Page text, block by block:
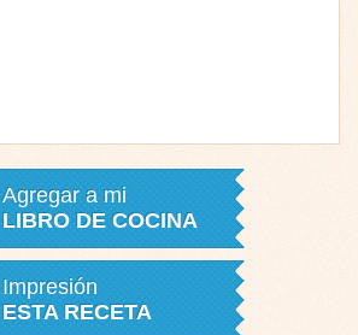
Agregar a mi
LIBRO DE COCINA
Impresión
ESTA RECETA